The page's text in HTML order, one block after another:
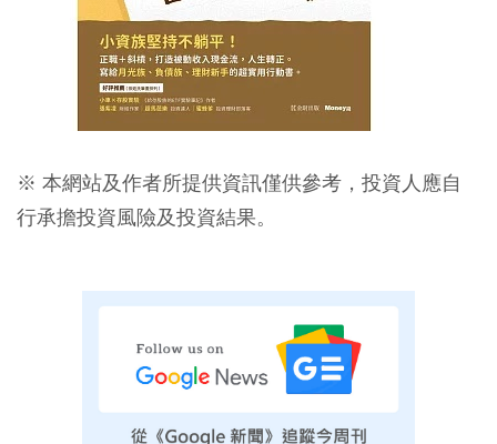
※ 本網站及作者所提供資訊僅供參考，投資人應自
行承擔投資風險及投資結果。